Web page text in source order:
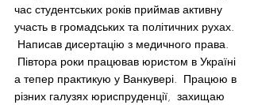
час студентських років приймав активну
участь в громадських та політичних рухах.
Написав дисертацію з медичного права.
Півтора роки працював юристом в Україні
а тепер практикую у Ванкувері.  Працюю в
різних галузях юриспруденції,  захищаю